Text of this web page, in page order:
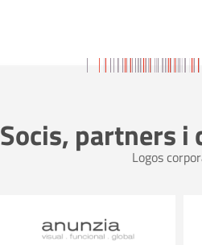
Socis, partners i
Logos